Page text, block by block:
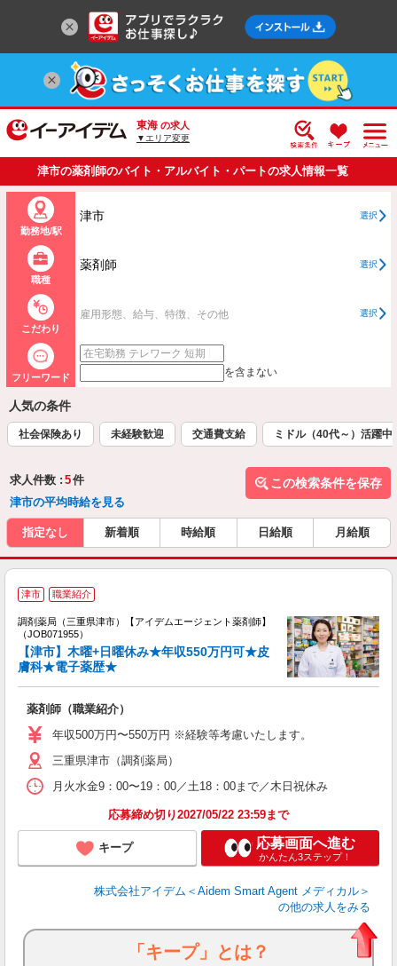
東海 の求人
▼エリア変更
津市の薬剤師のバイト・アルバイト・パートの求人情報一覧
勤務地/駅
津市 選択
職種
薬剤師 選択
こだわり
雇用形態、給与、特徴、その他 選択
フリーワード を含まない
人気の条件
社会保険あり 未経験歓迎 交通費支給 ミドル（40代～）活躍中
求人件数 : 5件
津市の平均時給を見る
この検索条件を保存
指定なし 新着順 時給順 日給順 月給順
津市 職業紹介
調剤薬局（三重県津市）【アイデムエージェント薬剤師】
（JOB071955）
【津市】木曜+日曜休み★年収550万円可★皮
膚科★電子薬歴★
薬剤師（職業紹介）
年収500万円〜550万円 ※経験等考慮いたします。
三重県津市（調剤薬局）
月火水金9：00〜19：00／土18：00まで／木日祝休み
応募締め切り2027/05/22 23:59まで
キープ 応募画面へ進む
かんたん3ステップ！
株式会社アイデム＜Aidem Smart Agent メディカル＞
の他の求人をみる
「キープ」とは？